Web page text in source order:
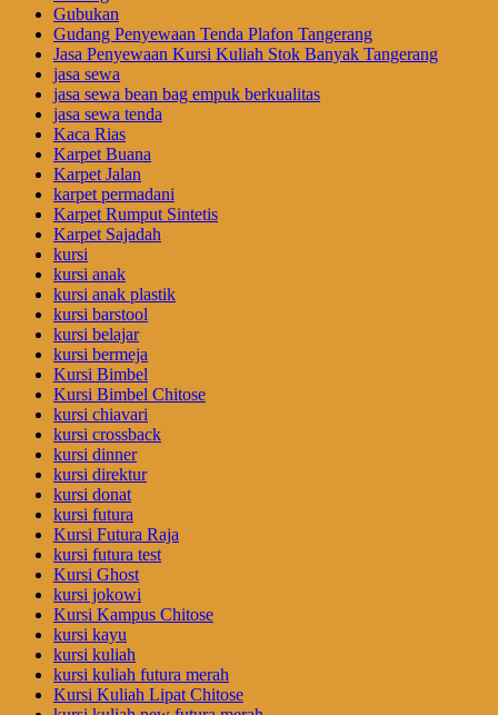
Gubukan
Gudang Penyewaan Tenda Plafon Tangerang
Jasa Penyewaan Kursi Kuliah Stok Banyak Tangerang
jasa sewa
jasa sewa bean bag empuk berkualitas
jasa sewa tenda
Kaca Rias
Karpet Buana
Karpet Jalan
karpet permadani
Karpet Rumput Sintetis
Karpet Sajadah
kursi
kursi anak
kursi anak plastik
kursi barstool
kursi belajar
kursi bermeja
Kursi Bimbel
Kursi Bimbel Chitose
kursi chiavari
kursi crossback
kursi dinner
kursi direktur
kursi donat
kursi futura
Kursi Futura Raja
kursi futura test
Kursi Ghost
kursi jokowi
Kursi Kampus Chitose
kursi kayu
kursi kuliah
kursi kuliah futura merah
Kursi Kuliah Lipat Chitose